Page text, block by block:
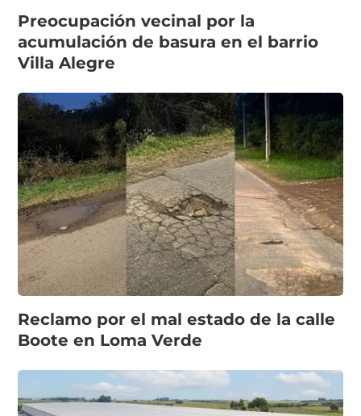
Preocupación vecinal por la
acumulación de basura en el barrio
Villa Alegre
Reclamo por el mal estado de la calle
Boote en Loma Verde